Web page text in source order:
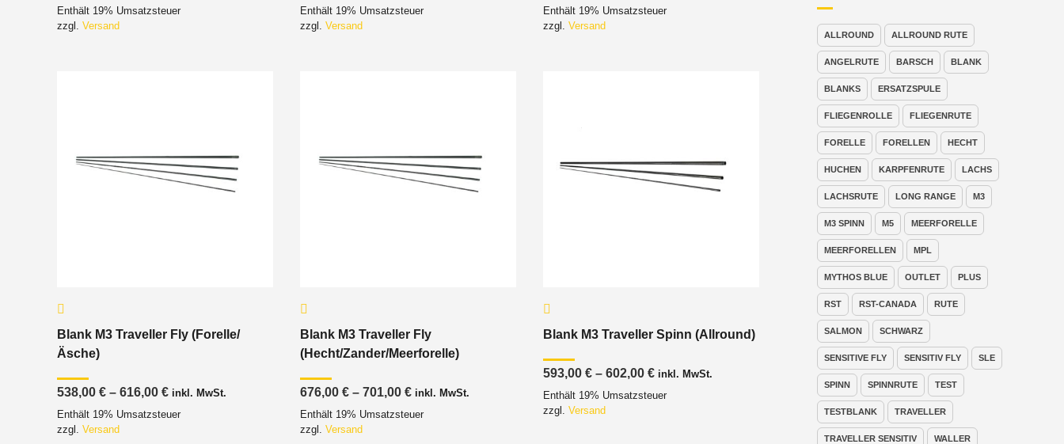
Enthält 19% Umsatzsteuer
zzgl. Versand
Enthält 19% Umsatzsteuer
zzgl. Versand
bis
Enthält 19% Umsatzsteuer
zzgl. Versand
Blank M3 Traveller Fly (Forelle/
Äsche)
538,00 € – 616,00 €Preisspanne:
bis
inkl. MwSt.
Enthält 19% Umsatzsteuer
zzgl. Versand
Blank M3 Traveller Fly
(Hecht/Zander/Meerforelle)
676,00 € – 701,00 €Preisspanne:
bis
inkl. MwSt.
Enthält 19% Umsatzsteuer
zzgl. Versand
Blank M3 Traveller Spinn (Allround)
593,00 € – 602,00 €Preisspanne:
bis
inkl. MwSt.
Enthält 19% Umsatzsteuer
zzgl. Versand
ALLROUND ALLROUND RUTE
ANGELRUTE BARSCH BLANK
BLANKS ERSATZSPULE
FLIEGENROLLE FLIEGENRUTE
FORELLE FORELLEN HECHT
HUCHEN KARPFENRUTE LACHS
LACHSRUTE LONG RANGE M3
M3 SPINN M5 MEERFORELLE
MEERFORELLEN MPL
MYTHOS BLUE OUTLET PLUS
RST RST-CANADA RUTE
SALMON SCHWARZ
SENSITIVE FLY SENSITIV FLY SLE
SPINN SPINNRUTE TEST
TESTBLANK TRAVELLER
TRAVELLER SENSITIV WALLER